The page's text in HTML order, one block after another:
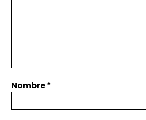
Nombre*